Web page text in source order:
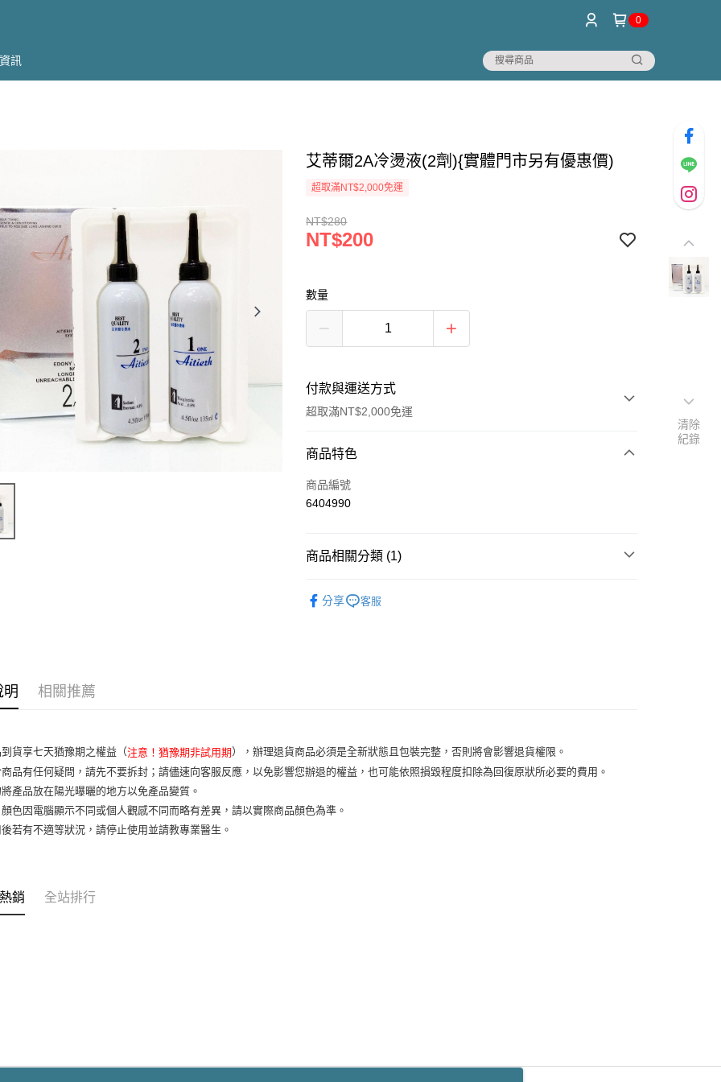
0
訊
艾蒂爾2A冷燙液(2劑){實體門市另有優惠價)
超取滿NT$2,000免運
NT$280
NT$200
數量
付款與運送方式
超取滿NT$2,000免運
付款方式
信用卡一次付款
ATM付款
每筆NT$65，滿NT$2,000(含以上)免運費
每筆NT$100，滿NT$2,000(含以上)免運費
商品特色
商品編號
6404990
商品相關分類 (1)
分享
客服
明 相關推薦
貨享七天猶豫期之權益（注意！猶豫期非試用期），辦理退貨商品必須是全新狀態且包裝完整，否則將會影響退貨權限。
品有任何疑問，請先不要拆封；請儘速向客服反應，以免影響您辦退的權益，也可能依照損毀程度扣除為回復原狀所必要的費用。
產品放在陽光曝曬的地方以免產品變質。
色因電腦顯示不同或個人觀感不同而略有差異，請以實際商品顏色為準。
若有不適等狀況，請停止使用並請教專業醫生。
銷 全站排行
清除
紀錄